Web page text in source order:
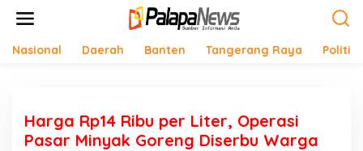
Nasional Daerah Banten Tangerang Raya Politik
Harga Rp14 Ribu per Liter, Operasi
Pasar Minyak Goreng Diserbu Warga